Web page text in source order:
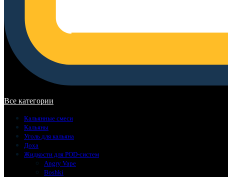
Все категории
Кальянные смеси
Кальяны
Уголь для кальяна
Доха
Жидкости для POD-систем
Angry Vape
Boshki